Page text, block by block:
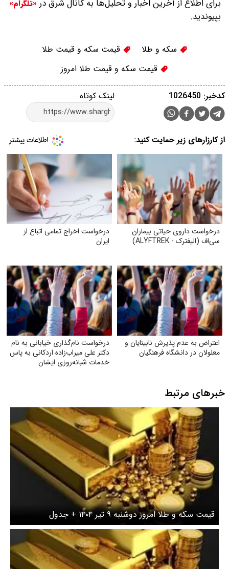
برای اطلاع از آخرین اخبار و تحلیل‌ها به کانال شرق در «تلگرام»
بپیوندید.
سکه و طلا
قیمت سکه و قیمت طلا
قیمت سکه و قیمت طلا امروز
لینک کوتاه کدخبر: 1026450
از کارزارهای زیر حمایت کنید:
درخواست داروی حیاتی بیماران
سی‌اف (الیفترک - ALYFTREK)
درخواست اخراج تمامی اتباع از
ایران
اعتراض به عدم پذیرش نابینایان و
معلولان در دانشگاه فرهنگیان
درخواست نام‌گذاری خیابانی به نام
دکتر علی میراب‌زاده اردکانی به پاس
خدمات شبانه‌روزی ایشان
خبرهای مرتبط
قیمت سکه و طلا امروز دوشنبه ۹ تیر ۱۴۰۴ + جدول